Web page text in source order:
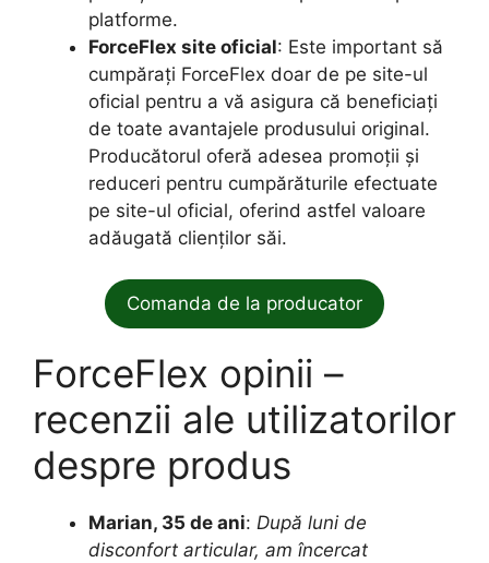
platforme.
ForceFlex site oficial: Este important să
cumpărați ForceFlex doar de pe site-ul
oficial pentru a vă asigura că beneficiați
de toate avantajele produsului original.
Producătorul oferă adesea promoții și
reduceri pentru cumpărăturile efectuate
pe site-ul oficial, oferind astfel valoare
adăugată clienților săi.
Comanda de la producator
ForceFlex opinii –
recenzii ale utilizatorilor
despre produs
Marian, 35 de ani: După luni de
disconfort articular, am încercat